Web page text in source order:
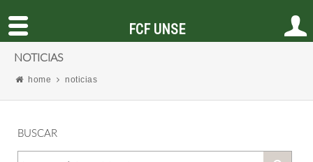
NOTICIAS
home noticias
BUSCAR
FCF UNSE